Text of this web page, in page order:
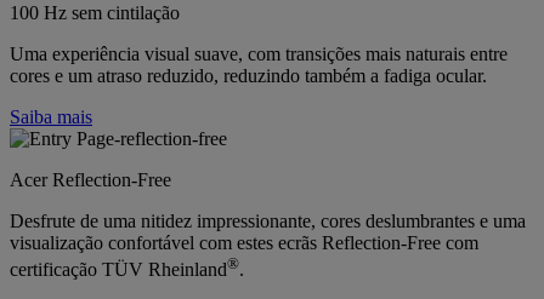
100 Hz sem cintilação
Uma experiência visual suave, com transições mais naturais entre
cores e um atraso reduzido, reduzindo também a fadiga ocular.
Saiba mais
Acer Reflection-Free
Desfrute de uma nitidez impressionante, cores deslumbrantes e uma
visualização confortável com estes ecrãs Reflection-Free com
certificação TÜV Rheinland®.